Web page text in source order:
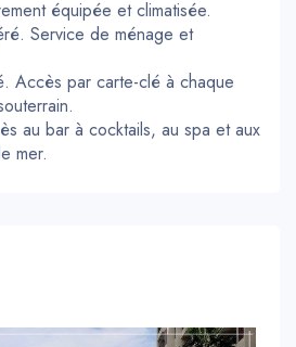
équipée et climatisée.
Service de ménage et
Accès par carte-clé à chaque
au bar à cocktails, au spa et aux
mer.